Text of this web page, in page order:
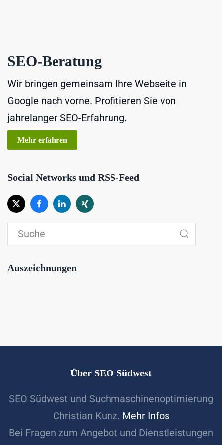
SEO-Beratung
Wir bringen gemeinsam Ihre Webseite in
Google nach vorne. Profitieren Sie von
jahrelanger SEO-Erfahrung.
Mehr erfahren
Social Networks und RSS-Feed
Auszeichnungen
Über SEO Südwest
SEO Südwest und Suchmaschinenoptimierung
Christian Kunz. Mehr Infos
Bei Fragen zum Angebot und Dienstleistungen